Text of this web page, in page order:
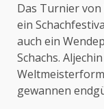
Das Turnier
ein
auch ein
Schachs.
gewannen